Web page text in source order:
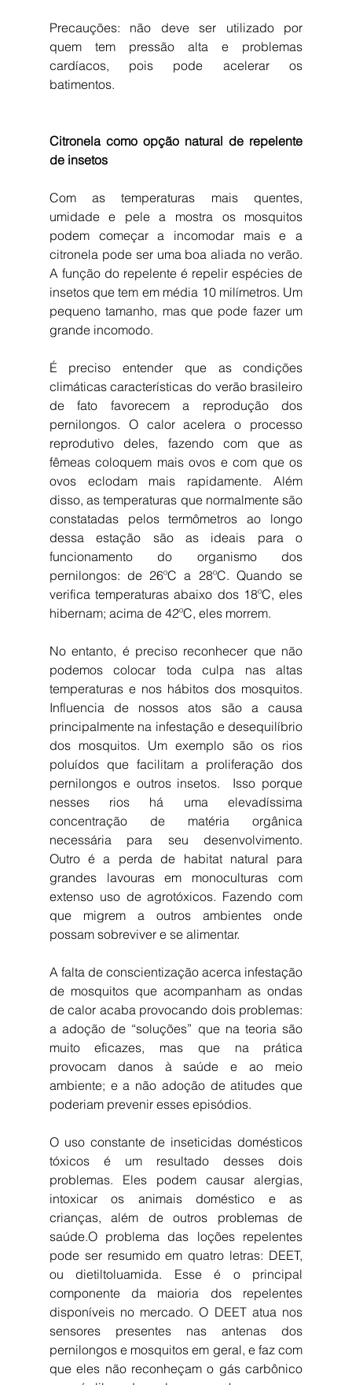
Precauções: não deve ser utilizado por
quem tem pressão alta e problemas
cardíacos, pois pode acelerar os
batimentos.
Citronela como opção natural de repelente
de insetos
Com as temperaturas mais quentes,
umidade e pele a mostra os mosquitos
podem começar a incomodar mais e a
citronela pode ser uma boa aliada no verão.
A função do repelente é repelir espécies de
insetos que tem em média 10 milímetros. Um
pequeno tamanho, mas que pode fazer um
grande incomodo.
É preciso entender que as condições
climáticas características do verão brasileiro
de fato favorecem a reprodução dos
pernilongos. O calor acelera o processo
reprodutivo deles, fazendo com que as
fêmeas coloquem mais ovos e com que os
ovos eclodam mais rapidamente. Além
disso, as temperaturas que normalmente são
constatadas pelos termômetros ao longo
dessa estação são as ideais para o
funcionamento do organismo dos
pernilongos: de 26ºC a 28ºC. Quando se
verifica temperaturas abaixo dos 18ºC, eles
hibernam; acima de 42ºC, eles morrem.
No entanto, é preciso reconhecer que não
podemos colocar toda culpa nas altas
temperaturas e nos hábitos dos mosquitos.
Influencia de nossos atos são a causa
principalmente na infestação e desequilíbrio
dos mosquitos. Um exemplo são os rios
poluídos que facilitam a proliferação dos
pernilongos e outros insetos.  Isso porque
nesses rios há uma elevadíssima
concentração de matéria orgânica
necessária para seu desenvolvimento.
Outro é a perda de habitat natural para
grandes lavouras em monoculturas com
extenso uso de agrotóxicos. Fazendo com
que migrem a outros ambientes onde
possam sobreviver e se alimentar.
A falta de conscientização acerca infestação
de mosquitos que acompanham as ondas
de calor acaba provocando dois problemas:
a adoção de “soluções” que na teoria são
muito eficazes, mas que na prática
provocam danos à saúde e ao meio
ambiente; e a não adoção de atitudes que
poderiam prevenir esses episódios.
O uso constante de inseticidas domésticos
tóxicos é um resultado desses dois
problemas. Eles podem causar alergias,
intoxicar os animais doméstico e as
crianças, além de outros problemas de
saúde.O problema das loções repelentes
pode ser resumido em quatro letras: DEET,
ou dietiltoluamida. Esse é o principal
componente da maioria dos repelentes
disponíveis no mercado. O DEET atua nos
sensores presentes nas antenas dos
pernilongos e mosquitos em geral, e faz com
que eles não reconheçam o gás carbônico